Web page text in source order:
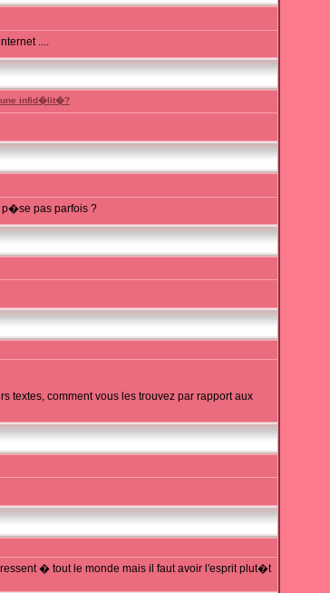
....
infid�lit�?
p�se pas parfois ?
textes, comment vous les trouvez par rapport aux
� tout le monde mais il faut avoir l'esprit plut�t